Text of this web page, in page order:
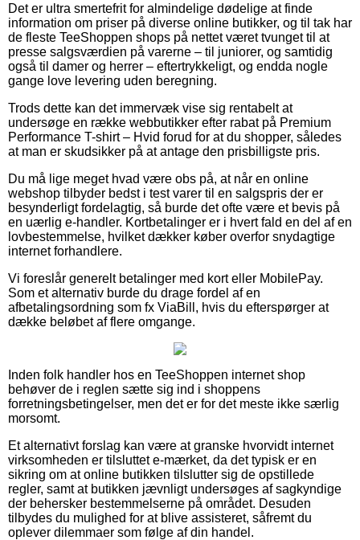
Det er ultra smertefrit for almindelige dødelige at finde
information om priser på diverse online butikker, og til tak har
de fleste TeeShoppen shops på nettet været tvunget til at
presse salgsværdien på varerne – til juniorer, og samtidig
også til damer og herrer – eftertrykkeligt, og endda nogle
gange love levering uden beregning.
Trods dette kan det immervæk vise sig rentabelt at
undersøge en række webbutikker efter rabat på Premium
Performance T-shirt – Hvid forud for at du shopper, således
at man er skudsikker på at antage den prisbilligste pris.
Du må lige meget hvad være obs på, at når en online
webshop tilbyder bedst i test varer til en salgspris der er
besynderligt fordelagtig, så burde det ofte være et bevis på
en uærlig e-handler. Kortbetalinger er i hvert fald en del af en
lovbestemmelse, hvilket dækker køber overfor snydagtige
internet forhandlere.
Vi foreslår generelt betalinger med kort eller MobilePay.
Som et alternativ burde du drage fordel af en
afbetalingsordning som fx ViaBill, hvis du efterspørger at
dække beløbet af flere omgange.
Inden folk handler hos en TeeShoppen internet shop
behøver de i reglen sætte sig ind i shoppens
forretningsbetingelser, men det er for det meste ikke særlig
morsomt.
Et alternativt forslag kan være at granske hvorvidt internet
virksomheden er tilsluttet e-mærket, da det typisk er en
sikring om at online butikken tilslutter sig de opstillede
regler, samt at butikken jævnligt undersøges af sagkyndige
der behersker bestemmelserne på området. Desuden
tilbydes du mulighed for at blive assisteret, såfremt du
oplever dilemmaer som følge af din handel.